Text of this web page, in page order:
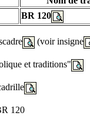
BR 120
(voir insigne
et traditions"
120